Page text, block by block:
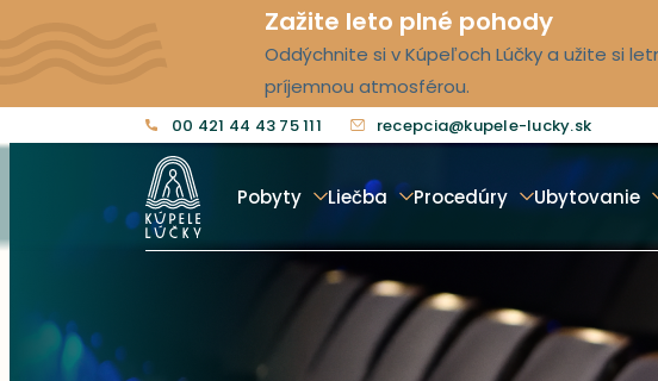
Zažite leto plné pohody
Oddýchnite si v Kúpeľoch Lúčky a užite si
príjemnou atmosférou.
00 421 44 43 75 111 recepcia@kupele-lucky.sk
Pobyty Liečba Procedúry Ubytovanie